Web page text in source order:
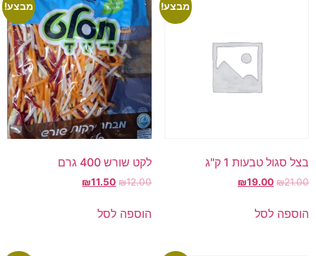
מבצע!
בצל סגול טבעות 1 ק"ג
₪21.00
₪19.00
הוספה לסל
מבצע!
לקט שורש 400 גרם
₪12.00
₪11.50
הוספה לסל